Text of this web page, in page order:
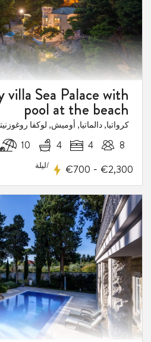
villa Sea Palace with
pool at the beach
كرواتيا, دالماتيا, أوميش, لوكفا
8
4
4 10 م
€700 - €2,300 /ليلة